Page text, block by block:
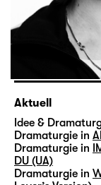
Aktuell
Idee &
Dramaturgie in
Dramaturgie in
DU (UA)
Dramaturgie in